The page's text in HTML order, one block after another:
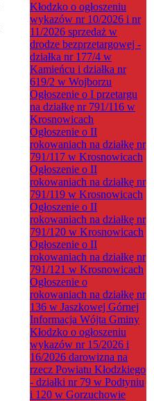
Kłodzko o ogłoszeniu
wykazów nr 10/2026 i nr
11/2026 sprzedaż w
drodze bezprzetargowej -
działka nr 177/4 w
Kamieńcu i działka nr
619/2 w Wojborzu
Ogłoszenie o I przetargu
na działkę nr 791/116 w
Krosnowicach
Ogłoszenie o II
rokowaniach na działkę nr
791/117 w Krosnowicach
Ogłoszenie o II
rokowaniach na działkę nr
791/119 w Krosnowicach
Ogłoszenie o II
rokowaniach na działkę nr
791/120 w Krosnowicach
Ogłoszenie o II
rokowaniach na działkę nr
791/121 w Krosnowicach
Ogłoszenie o
rokowaniach na działkę nr
136 w Jaszkowej Górnej
Informacja Wójta Gminy
Kłodzko o ogłoszeniu
wykazów nr 15/2026 i
16/2026 darowizna na
rzecz Powiatu Kłodzkiego
- działki nr 79 w Podtyniu
i 120 w Gorzuchowie